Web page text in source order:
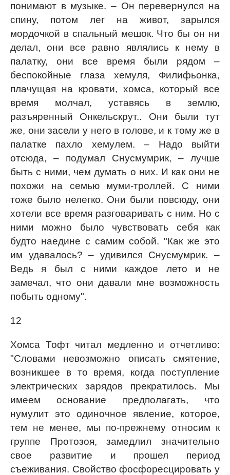
понимают в музыке. – Он перевернулся на
спину, потом лег на живот, зарылся
мордочкой в спальный мешок. Что бы он ни
делал, они все равно являлись к нему в
палатку, они все время были рядом –
беспокойные глаза хемуля, Филифьонка,
плачущая на кровати, хомса, который все
время молчал, уставясь в землю,
разъяренный Онкельскрут.. Они были тут
же, они засели у него в голове, и к тому же в
палатке пахло хемулем. – Надо выйти
отсюда, – подумал Снусмумрик, – лучше
быть с ними, чем думать о них. И как они не
похожи на семью муми-троллей. С ними
тоже было нелегко. Они были повсюду, они
хотели все время разговаривать с ним. Но с
ними можно было чувствовать себя как
будто наедине с самим собой. "Как же это
им удавалось? – удивился Снусмумрик. –
Ведь я был с ними каждое лето и не
замечал, что они давали мне возможность
побыть одному".
12
Хомса Тофт читал медленно и отчетливо:
"Словами невозможно описать смятение,
возникшее в то время, когда поступление
электрических зарядов прекратилось. Мы
имеем основание предполагать, что
нумулит это одиночное явление, которое,
тем не менее, мы по-прежнему относим к
группе Протозоя, замедлил значительно
свое развитие и прошел период
съеживания. Свойство фосфоресцировать у